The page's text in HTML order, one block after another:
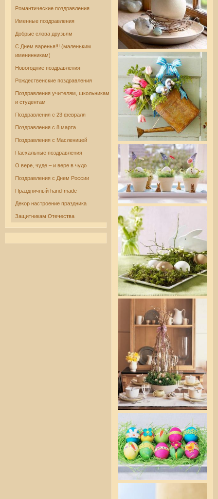
Романтические поздравления
Именные поздравления
Добрые слова друзьям
С Днем варенья!!! (маленьким
именинникам)
Новогодние поздравления
Рождественские поздравления
Поздравления учителям, школьникам
и студентам
Поздравления с 23 февраля
Поздравления с 8 марта
Поздравления с Масленицей
Пасхальные поздравления
О вере, чуде – и вере в чудо
Поздравления с Днем России
Праздничный hand-made
Декор настроение праздника
Защитникам Отечества